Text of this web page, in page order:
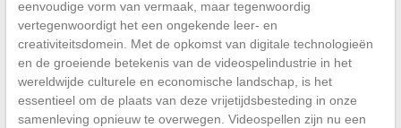
eenvoudige vorm van vermaak, maar tegenwoordig
vertegenwoordigt het een ongekende leer- en
creativiteitsdomein. Met de opkomst van digitale technologieën
en de groeiende betekenis van de videospelindustrie in het
wereldwijde culturele en economische landschap, is het
essentieel om de plaats van deze vrijetijdsbesteding in onze
samenleving opnieuw te overwegen. Videospellen zijn nu een